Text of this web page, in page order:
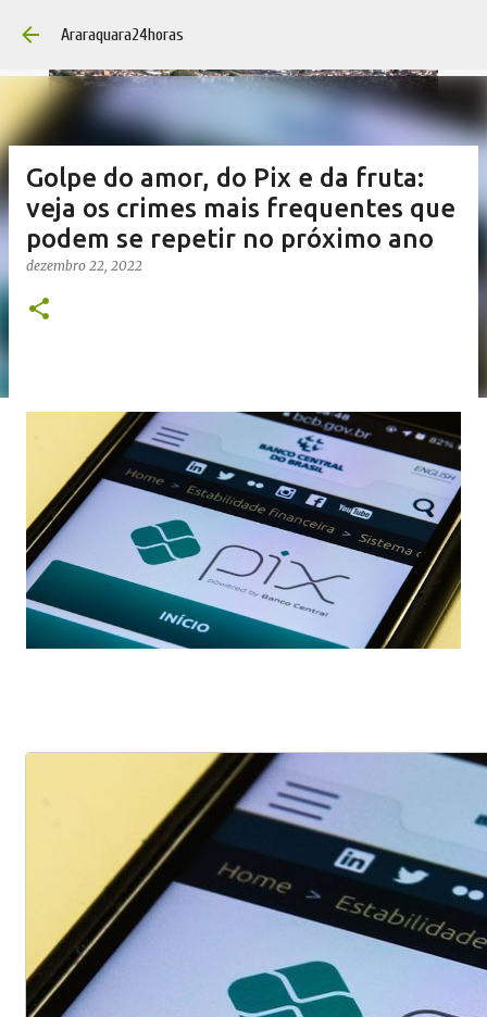
Araraquara24horas
Golpe do amor, do Pix e da fruta:
veja os crimes mais frequentes que
podem se repetir no próximo ano
dezembro 22, 2022